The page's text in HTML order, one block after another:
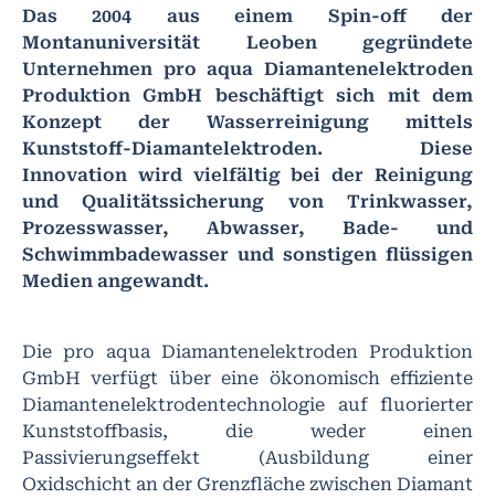
Das 2004 aus einem Spin-off der
Montanuniversität Leoben gegründete
Unternehmen pro aqua Diamantenelektroden
Produktion GmbH beschäftigt sich mit dem
Konzept der Wasserreinigung mittels
Kunststoff-Diamantelektroden. Diese
Innovation wird vielfältig bei der Reinigung
und Qualitätssicherung von Trinkwasser,
Prozesswasser, Abwasser, Bade- und
Schwimmbadewasser und sonstigen flüssigen
Medien angewandt.
Die pro aqua Diamantenelektroden Produktion
GmbH verfügt über eine ökonomisch effiziente
Diamantenelektrodentechnologie auf fluorierter
Kunststoffbasis, die weder einen
Passivierungseffekt (Ausbildung einer
Oxidschicht an der Grenzfläche zwischen Diamant